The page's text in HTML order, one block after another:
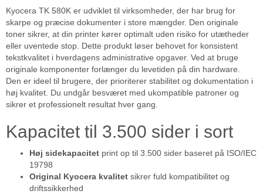
Kyocera TK 580K er udviklet til virksomheder, der har brug for
skarpe og præcise dokumenter i store mængder. Den originale
toner sikrer, at din printer kører optimalt uden risiko for utætheder
eller uventede stop. Dette produkt løser behovet for konsistent
tekstkvalitet i hverdagens administrative opgaver. Ved at bruge
originale komponenter forlænger du levetiden på din hardware.
Den er ideel til brugere, der prioriterer stabilitet og dokumentation i
høj kvalitet. Du undgår besværet med ukompatible patroner og
sikrer et professionelt resultat hver gang.
Kapacitet til 3.500 sider i sort
Høj sidekapacitet print op til 3.500 sider baseret på ISO/IEC
19798
Original Kyocera kvalitet sikrer fuld kompatibilitet og
driftssikkerhed